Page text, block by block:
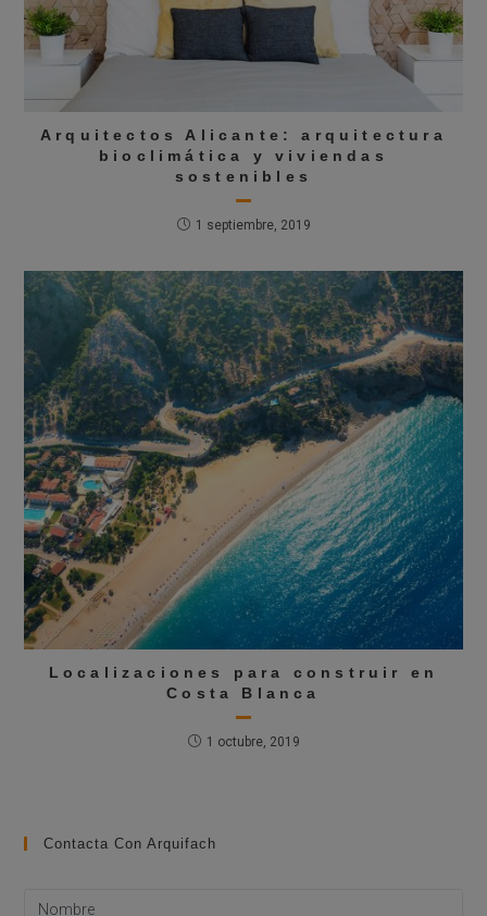
Arquitectos Alicante: arquitectura
bioclimática y viviendas
sostenibles
1 septiembre, 2019
Localizaciones para construir en
Costa Blanca
1 octubre, 2019
Contacta Con Arquifach